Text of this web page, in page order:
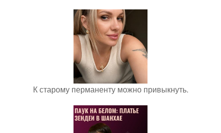
К старому перманенту можно привыкнуть.